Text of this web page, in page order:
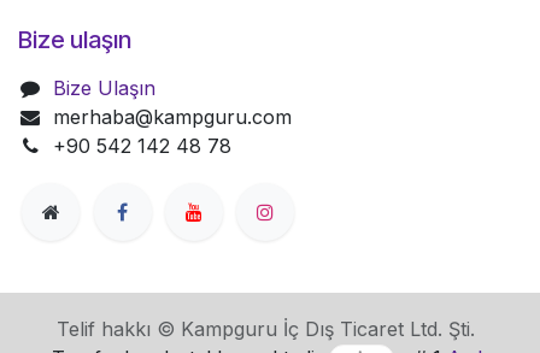
Bize ulaşın
Bize Ulaşın
merhaba@kampguru.com
+90 542 142 48 78
Telif hakkı © Kampguru İç Dış Ticaret Ltd. Şti.